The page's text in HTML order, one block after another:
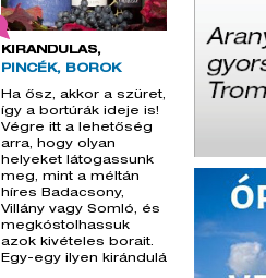
KIRÁNDULÁS,
PINCÉK, BOROK
Ha ősz, akkor a szüret,
így a bortúrák ideje is!
Végre itt a lehetőség
arra, hogy olyan
helyeket látogassunk
meg, mint a méltán
híres Badacsony,
Villány vagy Somló, és
megkóstolhassuk
azok kivételes borait.
Egy-egy ilyen kirándulá